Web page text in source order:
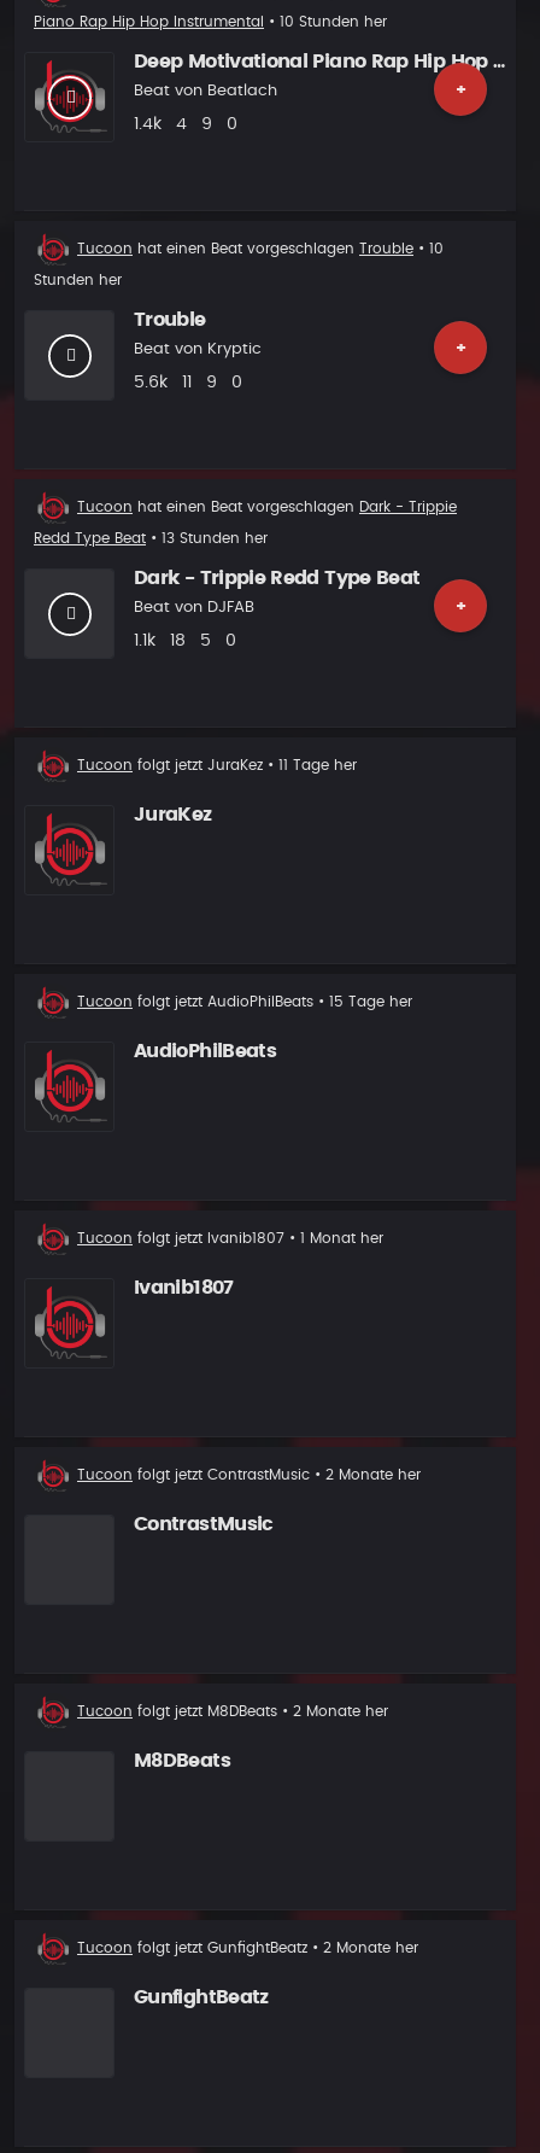
Piano Rap Hip Hop Instrumental • 10 Stunden her
Deep Motivational Piano Rap Hip Hop Instrumental
+
Beat von Beatlach
Plays
1.4k Likes
4 Vorgeschlagen
9 Kommentare
0
Beat
Tucoon hat einen Beat vorgeschlagen Trouble • 10
Stunden her
Trouble
+
Beat von Kryptic
Plays
5.6k LikesVorgeschlagen
9 Kommentare
0
Beat
Tucoon hat einen Beat vorgeschlagen Dark - Trippie
Redd Type Beat • 13 Stunden her
Dark - Trippie Redd Type Beat
+
Beat von DJFAB
Plays
1.1k Likes
18 Vorgeschlagen
5 Kommentare
0
Neuer
Tucoon folgt jetzt JuraKez • 11 Tage her
JuraKez
Neuer
Tucoon folgt jetzt AudioPhilBeats • 15 Tage her
AudioPhilBeats
Neuer
Tucoon folgt jetzt Ivanib1807 • 1 Monat her
Ivanib1807
Neuer
Tucoon folgt jetzt ContrastMusic • 2 Monate her
ContrastMusic
Neuer
Tucoon folgt jetzt M8DBeats • 2 Monate her
M8DBeats
Neuer
Tucoon folgt jetzt GunfightBeatz • 2 Monate her
GunfightBeatz